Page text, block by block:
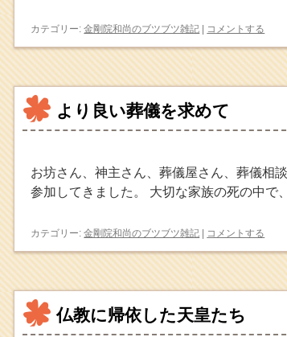
カテゴリー: 金剛院和尚のブツブツ雑記 コメントする
より良い葬儀を求めて
お坊さん、神主さん、葬儀屋さん、葬儀相
参加してきました。 大切な家族の死の中
カテゴリー: 金剛院和尚のブツブツ雑記 コメントする
仏教に帰依した天皇たち